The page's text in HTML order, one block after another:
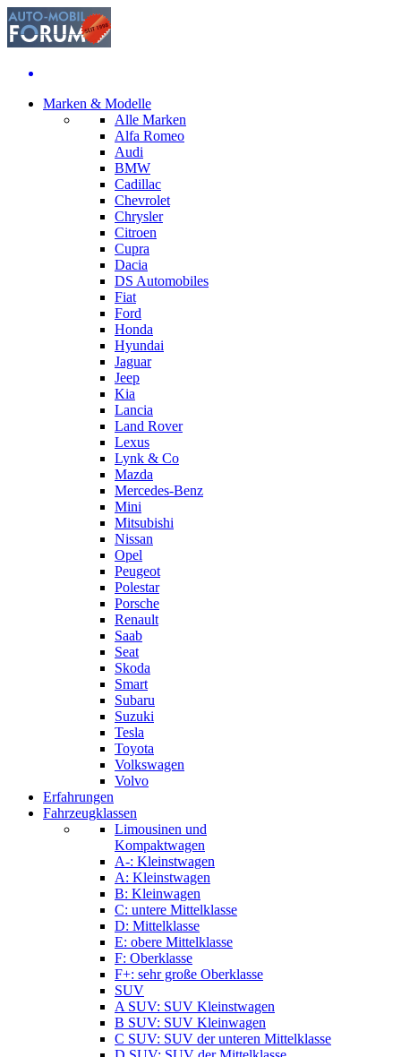
Marken & Modelle
Alle Marken
Alfa Romeo
Audi
BMW
Cadillac
Chevrolet
Chrysler
Citroen
Cupra
Dacia
DS Automobiles
Fiat
Ford
Honda
Hyundai
Jaguar
Jeep
Kia
Lancia
Land Rover
Lexus
Lynk & Co
Mazda
Mercedes-Benz
Mini
Mitsubishi
Nissan
Opel
Peugeot
Polestar
Porsche
Renault
Saab
Seat
Skoda
Smart
Subaru
Suzuki
Tesla
Toyota
Volkswagen
Volvo
Erfahrungen
Fahrzeugklassen
Limousinen und
Kompaktwagen
A-: Kleinstwagen
A: Kleinstwagen
B: Kleinwagen
C: untere Mittelklasse
D: Mittelklasse
E: obere Mittelklasse
F: Oberklasse
F+: sehr große Oberklasse
SUV
A SUV: SUV Kleinstwagen
B SUV: SUV Kleinwagen
C SUV: SUV der unteren Mittelklasse